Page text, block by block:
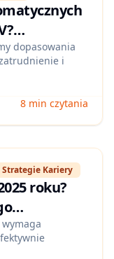
dopasowania
i
8 min czytania
Strategie Kariery
roku?